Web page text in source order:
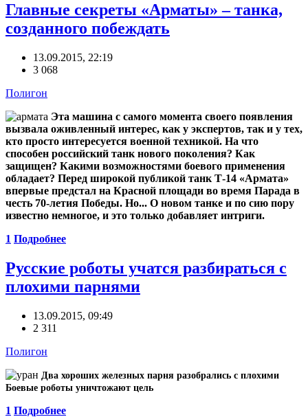
Главные секреты «Арматы» – танка,
созданного побеждать
13.09.2015, 22:19
3 068
Полигон
Эта машина с самого момента своего появления
вызвала оживленный интерес, как у экспертов, так и у тех,
кто просто интересуется военной техникой. На что
способен российский танк нового поколения? Как
защищен? Какими возможностями боевого применения
обладает? Перед широкой публикой танк Т-14 «Армата»
впервые предстал на Красной площади во время Парада в
честь 70-летия Победы. Но... О новом танке и по сию пору
известно немногое, и это только добавляет интриги.
1 Подробнее
Русские роботы учатся разбираться с
плохими парнями
13.09.2015, 09:49
2 311
Полигон
Два хороших железных парня разобрались с плохими
Боевые роботы уничтожают цель
1 Подробнее